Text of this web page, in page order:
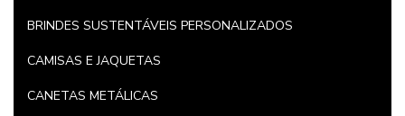
BRINDES SUSTENTÁVEIS PERSONALIZADOS
CAMISAS E JAQUETAS
CANETAS METÁLICAS